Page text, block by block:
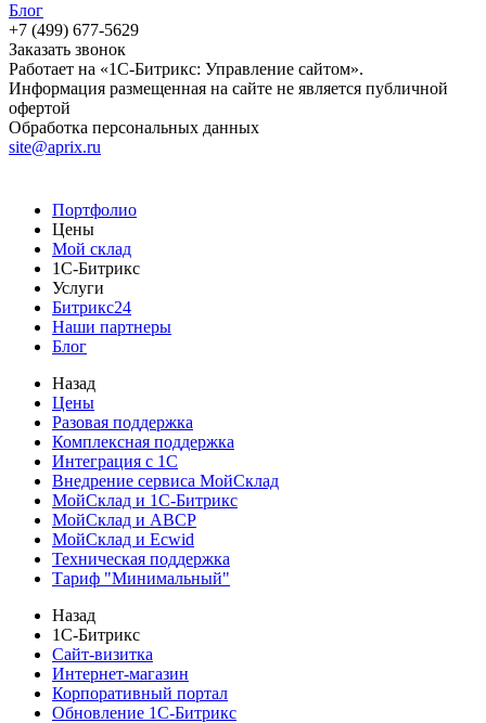
Блог
+7 (499) 677-5629
Заказать звонок
Работает на «1С-Битрикс: Управление сайтом».
Информация размещенная на сайте не является публичной
офертой
Обработка персональных данных
site@aprix.ru
Портфолио
Цены
Мой склад
1С-Битрикс
Услуги
Битрикс24
Наши партнеры
Блог
Назад
Цены
Разовая поддержка
Комплексная поддержка
Интеграция с 1С
Внедрение сервиса МойСклад
МойСклад и 1С-Битрикс
МойСклад и ABCP
МойСклад и Ecwid
Техническая поддержка
Тариф "Минимальный"
Назад
1С-Битрикс
Сайт-визитка
Интернет-магазин
Корпоративный портал
Обновление 1С-Битрикс